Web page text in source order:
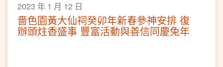
2023 年 1 月 12 日
嗇色園黃大仙祠癸卯年新春參神安排 復
辦頭炷香盛事 豐富活動與善信同慶兔年